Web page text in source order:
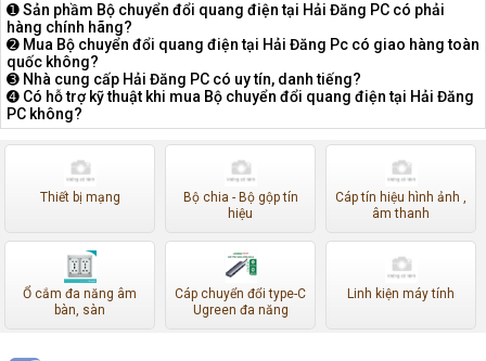
➊ Sản phầm Bộ chuyển đổi quang điện tại Hải Đăng PC có phải
hàng chính hãng?
➋ Mua Bộ chuyển đổi quang điện tại Hải Đăng Pc có giao hàng toàn
quốc không?
➌ Nhà cung cấp Hải Đăng PC có uy tín, danh tiếng?
➍ Có hỗ trợ kỹ thuật khi mua Bộ chuyển đổi quang điện tại Hải Đăng
PC không?
Thiết bị mạng
Bộ chia - Bộ gộp tín
hiệu
Cáp tín hiệu hình ảnh ,
âm thanh
Ổ cắm đa năng âm
bàn, sàn
Cáp chuyển đổi type-C
Ugreen đa năng
Linh kiện máy tính